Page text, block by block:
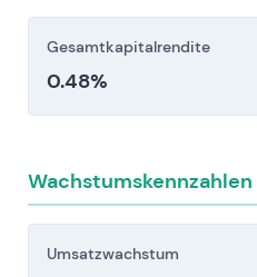
Gesamtkapitalrendite
0.48%
Wachstumskennzahlen
Umsatzwachstum